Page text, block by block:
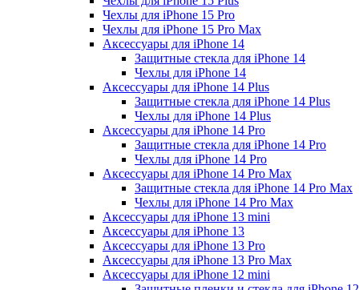
Чехлы для iPhone 15 Pro
Чехлы для iPhone 15 Pro Max
Аксессуары для iPhone 14
Защитные стекла для iPhone 14
Чехлы для iPhone 14
Аксессуары для iPhone 14 Plus
Защитные стекла для iPhone 14 Plus
Чехлы для iPhone 14 Plus
Аксессуары для iPhone 14 Pro
Защитные стекла для iPhone 14 Pro
Чехлы для iPhone 14 Pro
Аксессуары для iPhone 14 Pro Max
Защитные стекла для iPhone 14 Pro Max
Чехлы для iPhone 14 Pro Max
Аксессуары для iPhone 13 mini
Аксессуары для iPhone 13
Аксессуары для iPhone 13 Pro
Аксессуары для iPhone 13 Pro Max
Аксессуары для iPhone 12 mini